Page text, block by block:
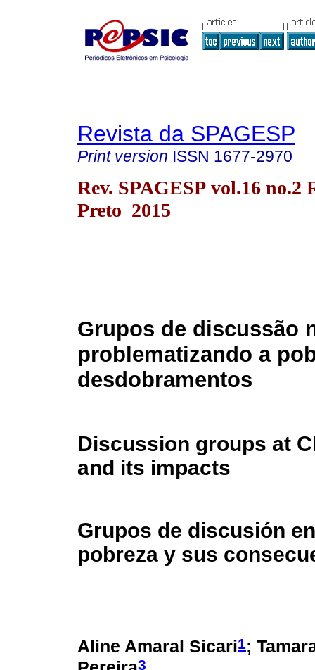
Revista da SPAGESP
Print version ISSN 1677-2970
Rev. SPAGESP vol.16 no.2
Preto 2015
Grupos de discussão
problematizando a
desdobramentos
Discussion groups at
and its impacts
Grupos de discusión
pobreza y sus
Aline Amaral Sicari1;
3